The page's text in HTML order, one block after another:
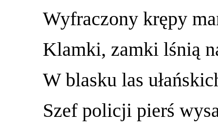
Wyfraczony krępy
Klamki, zamki lśnią
W blasku las
Szef policji pierś